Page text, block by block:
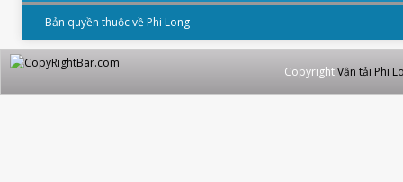
Bản quyền thuộc về Phi Long
CopyrightVận tải Phi